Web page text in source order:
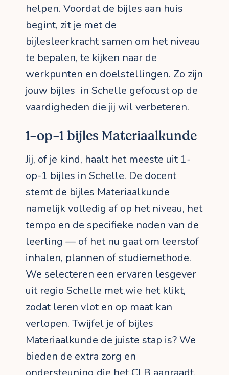
helpen. Voordat de bijles aan huis
begint, zit je met de
bijlesleerkracht samen om het niveau
te bepalen, te kijken naar de
werkpunten en doelstellingen. Zo zijn
jouw bijles in Schelle gefocust op de
vaardigheden die jij wil verbeteren.
1-op-1 bijles Materiaalkunde
Jij, of je kind, haalt het meeste uit 1-
op-1 bijles in Schelle. De docent
stemt de bijles Materiaalkunde
namelijk volledig af op het niveau, het
tempo en de specifieke noden van de
leerling — of het nu gaat om leerstof
inhalen, plannen of studiemethode.
We selecteren een ervaren lesgever
uit regio Schelle met wie het klikt,
zodat leren vlot en op maat kan
verlopen. Twijfel je of bijles
Materiaalkunde de juiste stap is? We
bieden de extra zorg en